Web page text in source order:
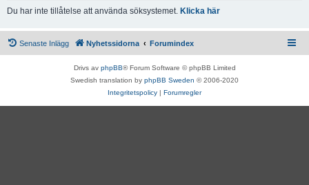
Du har inte tillåtelse att använda söksystemet. Klicka här
Senaste Inlägg Nyhetssidorna Forumindex
Drivs av phpBB® Forum Software © phpBB Limited
Swedish translation by phpBB Sweden © 2006-2020
Integritetspolicy | Forumregler